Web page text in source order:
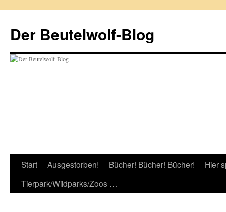
springen
Der Beutelwolf-Blog
Start Ausgestorben! Bücher! Bücher! Bücher!
Hier
Tierpark/Wildparks/Zoos …